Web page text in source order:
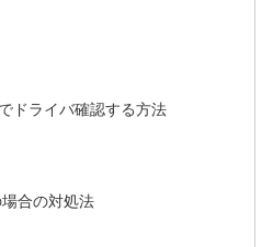
ドライバ確認する方法
合の対処法